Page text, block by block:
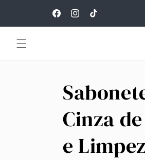
FacebookInstagram
TikTok
Cinza
e